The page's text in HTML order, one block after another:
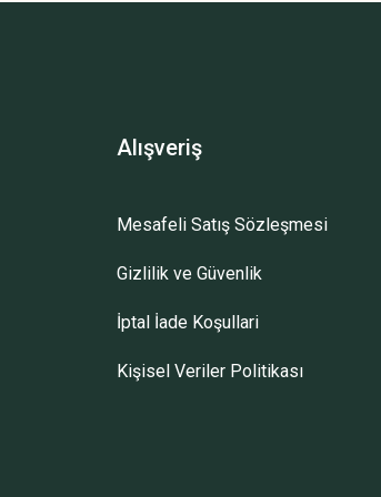
Alışveriş
Mesafeli Satış Sözleşmesi
Gizlilik ve Güvenlik
İptal İade Koşullari
Kişisel Veriler Politikası